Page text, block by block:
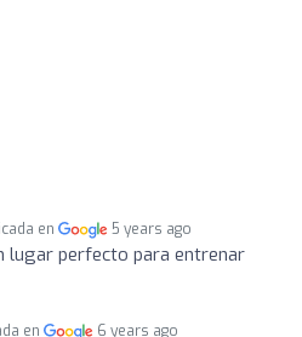
en 5 years ago
lugar perfecto para entrenar
en 6 years ago